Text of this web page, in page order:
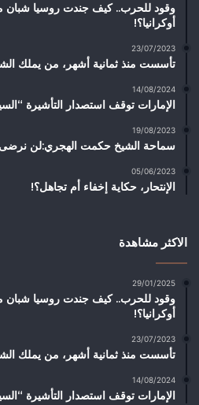
وقود للحرب.. كيف جندت روسيا شبان
أوكرانيا؟!
23/07/2023
تأسست منذ ثمانية أشهر، من يملك
14/08/2024
الإمارات توقف استصدار التأشيرة
19/08/2023
سماحة الشيخ حكمت الهجري:لن نرضى
05/06/2023
الإنتحار، حكاية إخفاء أم تجاهل؟!
الاكثر مشاهدة
29/01/2025
وقود للحرب.. كيف جندت روسيا شبان
أوكرانيا؟!
23/07/2023
تأسست منذ ثمانية أشهر، من يملك
14/08/2024
الإمارات توقف استصدار التأشيرة